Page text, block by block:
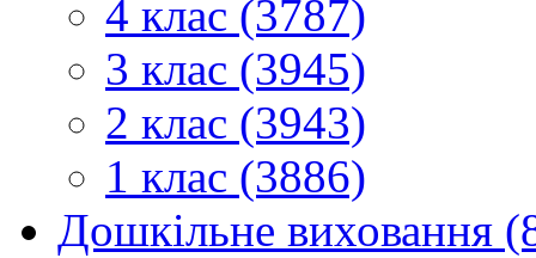
4 клас (3787)
3 клас (3945)
2 клас (3943)
1 клас (3886)
Дошкільне виховання